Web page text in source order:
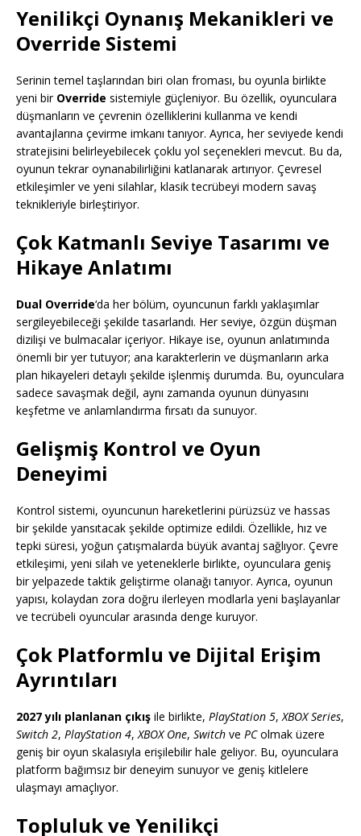
Yenilikçi Oynanış Mekanikleri ve
Override Sistemi
Serinin temel taşlarından biri olan froması, bu oyunla birlikte
yeni bir Override sistemiyle güçleniyor. Bu özellik, oyunculara
düşmanların ve çevrenin özelliklerini kullanma ve kendi
avantajlarına çevirme imkanı tanıyor. Ayrıca, her seviyede kendi
stratejisini belirleyebilecek çoklu yol seçenekleri mevcut. Bu da,
oyunun tekrar oynanabilirliğini katlanarak artırıyor. Çevresel
etkileşimler ve yeni silahlar, klasik tecrübeyi modern savaş
teknikleriyle birleştiriyor.
Çok Katmanlı Seviye Tasarımı ve
Hikaye Anlatımı
Dual Override‘da her bölüm, oyuncunun farklı yaklaşımlar
sergileyebileceği şekilde tasarlandı. Her seviye, özgün düşman
dizilişi ve bulmacalar içeriyor. Hikaye ise, oyunun anlatımında
önemli bir yer tutuyor; ana karakterlerin ve düşmanların arka
plan hikayeleri detaylı şekilde işlenmiş durumda. Bu, oyunculara
sadece savaşmak değil, aynı zamanda oyunun dünyasını
keşfetme ve anlamlandırma fırsatı da sunuyor.
Gelişmiş Kontrol ve Oyun
Deneyimi
Kontrol sistemi, oyuncunun hareketlerini pürüzsüz ve hassas
bir şekilde yansıtacak şekilde optimize edildi. Özellikle, hız ve
tepki süresi, yoğun çatışmalarda büyük avantaj sağlıyor. Çevre
etkileşimi, yeni silah ve yeteneklerle birlikte, oyunculara geniş
bir yelpazede taktik geliştirme olanağı tanıyor. Ayrıca, oyunun
yapısı, kolaydan zora doğru ilerleyen modlarla yeni başlayanlar
ve tecrübeli oyuncular arasında denge kuruyor.
Çok Platformlu ve Dijital Erişim
Ayrıntıları
2027 yılı planlanan çıkış ile birlikte, PlayStation 5,XBOX Series,
Switch 2, PlayStation 4,XBOX One, Switch ve PColmak üzere
geniş bir oyun skalasıyla erişilebilir hale geliyor. Bu, oyunculara
platform bağımsız bir deneyim sunuyor ve geniş kitlelere
ulaşmayı amaçlıyor.
Topluluk ve Yenilikçi